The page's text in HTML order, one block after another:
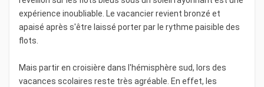
expérience inoubliable. Le vacancier revient bronzé et
apaisé après s'être laissé porter par le rythme paisible des
flots.
Mais partir en croisière dans l'hémisphère sud, lors des
vacances scolaires reste très agréable. En effet, les